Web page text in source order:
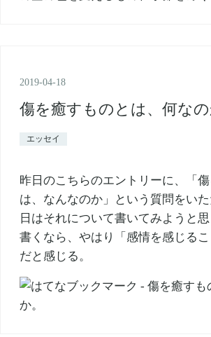
2019-04-18
傷を癒すものとは、何なの
エッセイ
昨日のこちらのエントリーに、「
は、なんなのか」という質問をい
日はそれについて書いてみようと
書くなら、やはり「感情を感じる
だと感じる。